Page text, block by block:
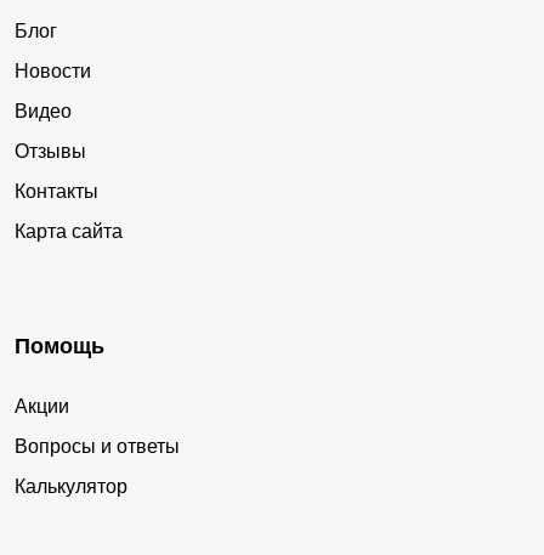
Блог
Новости
Видео
Отзывы
Контакты
Карта сайта
Помощь
Акции
Вопросы и ответы
Калькулятор